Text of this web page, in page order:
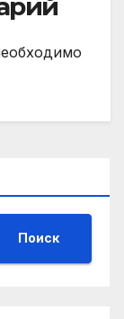
Поиск